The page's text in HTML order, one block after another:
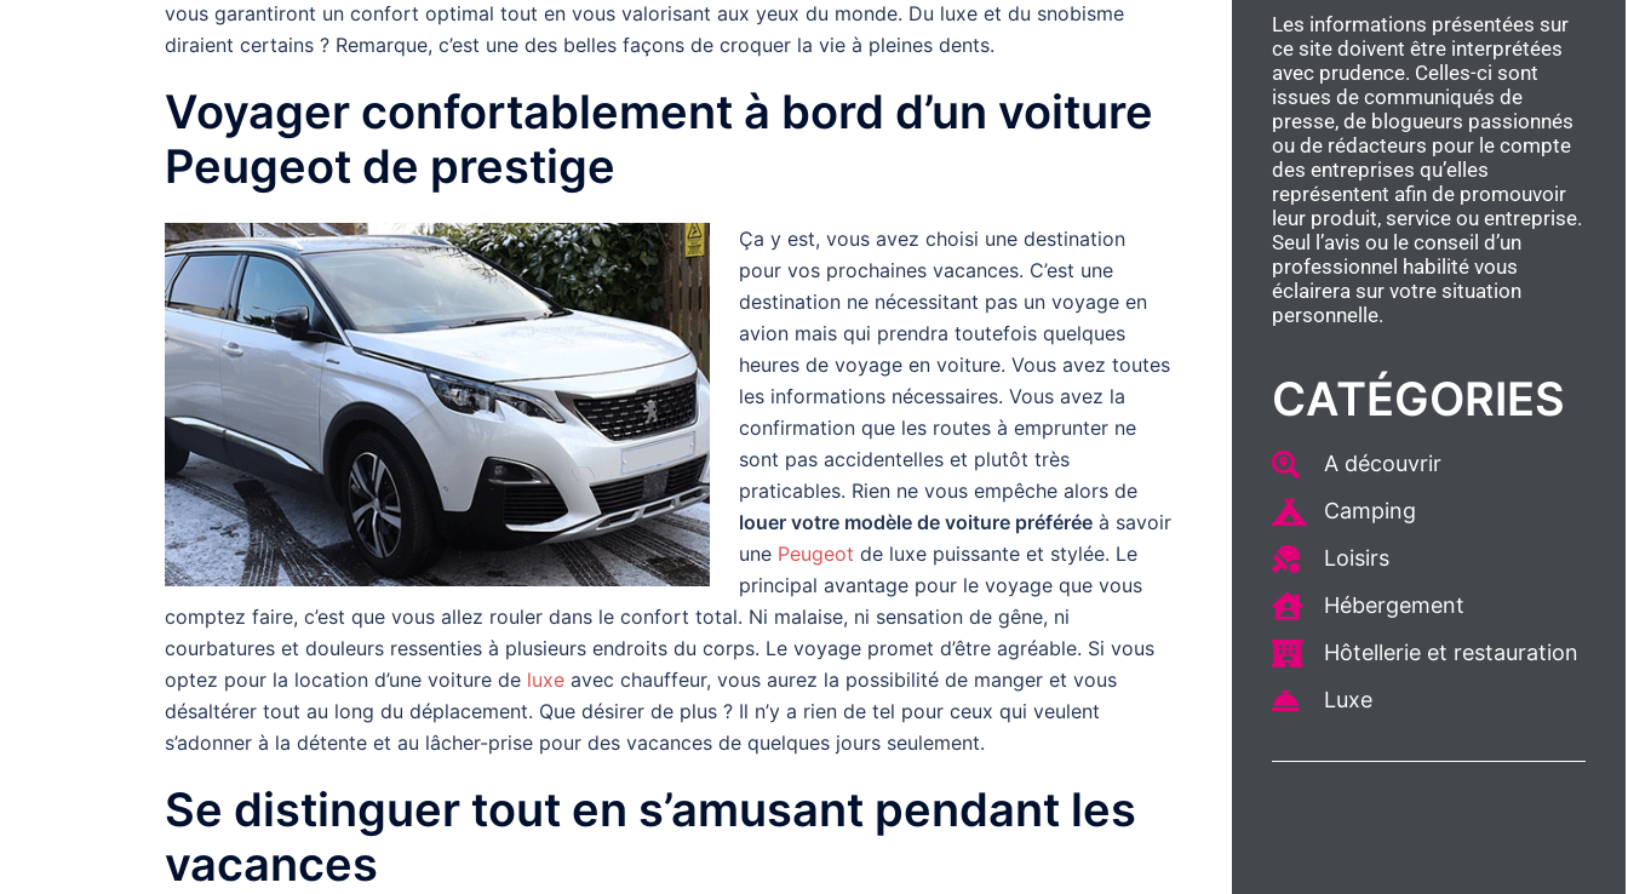
vous garantiront un confort optimal tout en vous valorisant aux yeux du monde. Du luxe et du snobisme
diraient certains ? Remarque, c’est une des belles façons de croquer la vie à pleines dents.
Voyager confortablement à bord d’un voiture
Peugeot de prestige
Ça y est, vous avez choisi une destination
pour vos prochaines vacances. C’est une
destination ne nécessitant pas un voyage en
avion mais qui prendra toutefois quelques
heures de voyage en voiture. Vous avez toutes
les informations nécessaires. Vous avez la
confirmation que les routes à emprunter ne
sont pas accidentelles et plutôt très
praticables. Rien ne vous empêche alors de
louer votre modèle de voiture préférée à savoir
une Peugeot de luxe puissante et stylée. Le
principal avantage pour le voyage que vous
comptez faire, c’est que vous allez rouler dans le confort total. Ni malaise, ni sensation de gêne, ni
courbatures et douleurs ressenties à plusieurs endroits du corps. Le voyage promet d’être agréable. Si vous
optez pour la location d’une voiture de luxe avec chauffeur, vous aurez la possibilité de manger et vous
désaltérer tout au long du déplacement. Que désirer de plus ? Il n’y a rien de tel pour ceux qui veulent
s’adonner à la détente et au lâcher-prise pour des vacances de quelques jours seulement.
Se distinguer tout en s’amusant pendant les
vacances
Les informations présentées sur
ce site doivent être interprétées
avec prudence. Celles-ci sont
issues de communiqués de
presse, de blogueurs passionnés
ou de rédacteurs pour le compte
des entreprises qu’elles
représentent afin de promouvoir
leur produit, service ou entreprise.
Seul l’avis ou le conseil d’un
professionnel habilité vous
éclairera sur votre situation
personnelle.
CATÉGORIES
A découvrir
Camping
Loisirs
Hébergement
Hôtellerie et restauration
Luxe